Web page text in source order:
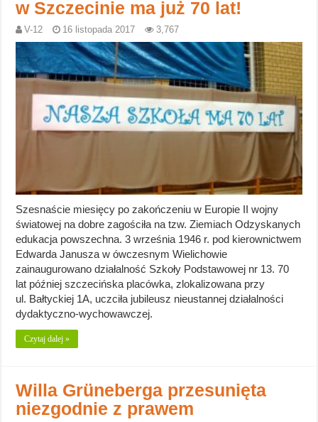
w Szczecinie ma już 70 lat!
V-12 16 listopada 2017 3,767
Szesnaście miesięcy po zakończeniu w Europie II wojny
światowej na dobre zagościła na tzw. Ziemiach Odzyskanych
edukacja powszechna. 3 września 1946 r. pod kierownictwem
Edwarda Janusza w ówczesnym Wielichowie
zainaugurowano działalność Szkoły Podstawowej nr 13. 70
lat później szczecińska placówka, zlokalizowana przy
ul. Bałtyckiej 1A, uczciła jubileusz nieustannej działalności
dydaktyczno-wychowawczej.
Czytaj dalej »
Willa Grüneberga przesunięta
niezgodnie z prawem